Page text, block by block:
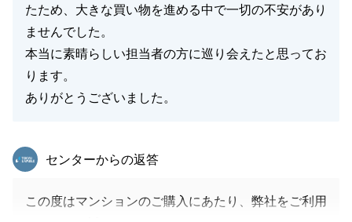
たため、大きな買い物を進める中で一切の不安があり
ませんでした。
本当に素晴らしい担当者の方に巡り会えたと思ってお
ります。
ありがとうございました。
東急リバブル
センターからの返答
この度はマンションのご購入にあたり、弊社をご利用